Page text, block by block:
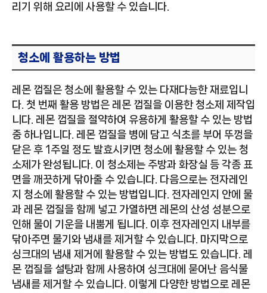
리기 위해 요리에 사용할 수 있습니다.
청소에 활용하는 방법
레몬 껍질은 청소에 활용할 수 있는 다재다능한 재료입니
다. 첫 번째 활용 방법은 레몬 껍질을 이용한 청소제 제작입
니다. 레몬 껍질을 절약하여 유용하게 활용할 수 있는 방법
중 하나입니다. 레몬 껍질을 병에 담고 식초를 부어 뚜껑을
닫은 후 1주일 정도 발효시키면 청소에 활용할 수 있는 청
소제가 완성됩니다. 이 청소제는 주방과 화장실 등 각종 표
면을 깨끗하게 닦아줄 수 있습니다. 다음으로는 전자레인
지 청소에 활용할 수 있는 방법입니다. 전자레인지 안에 물
과 레몬 껍질을 함께 넣고 가열하면 레몬의 산성 성분으로
인해 물이 기운을 내뿜게 됩니다. 이후 전자레인지 내부를
닦아주면 물기와 냄새를 제거할 수 있습니다. 마지막으로
싱크대의 냄새 제거에 활용할 수 있는 방법도 있습니다. 레
몬 껍질을 설탕과 함께 사용하여 싱크대에 묻어난 음식물
냄새를 제거할 수 있습니다. 이렇게 다양한 방법으로 레몬